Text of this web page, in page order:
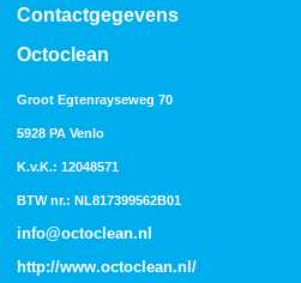
Contactgegevens
Octoclean
Groot Egtenrayseweg 70
5928 PA Venlo
K.v.K.: 12048571
BTW nr.: NL817399562B01
info@octoclean.nl
http://www.octoclean.nl /